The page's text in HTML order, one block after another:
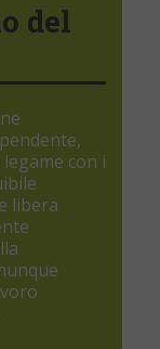
del
con i
libera